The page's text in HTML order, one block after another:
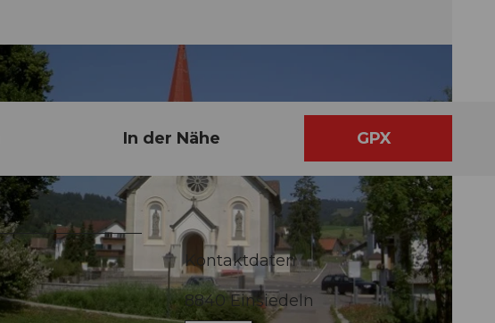
In der Nähe GPX
Kontaktdaten
8840Einsiedeln